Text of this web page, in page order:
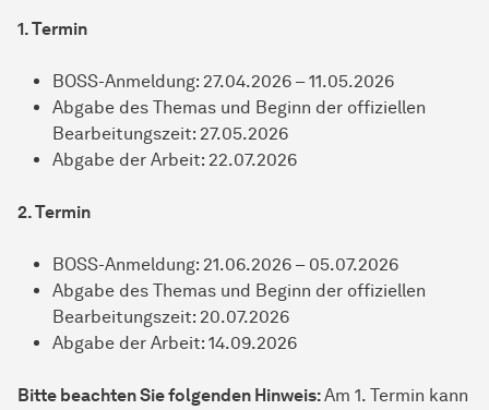
1. Termin
BOSS-Anmeldung: 27.04.2026 – 11.05.2026
Abgabe des Themas und Beginn der offiziellen
Bearbeitungszeit: 27.05.2026
Abgabe der Arbeit: 22.07.2026
2. Termin
BOSS-Anmeldung: 21.06.2026 – 05.07.2026
Abgabe des Themas und Beginn der offiziellen
Bearbeitungszeit: 20.07.2026
Abgabe der Arbeit: 14.09.2026
Bitte beachten Sie folgenden Hinweis:Am 1. Termin kann